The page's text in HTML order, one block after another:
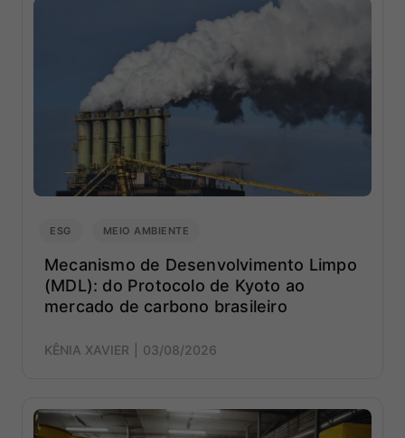
ESG MEIO AMBIENTE
Mecanismo de Desenvolvimento Limpo
(MDL): do Protocolo de Kyoto ao
mercado de carbono brasileiro
KÊNIA XAVIER 03/08/2026